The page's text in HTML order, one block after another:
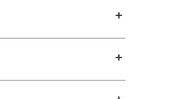
+
+